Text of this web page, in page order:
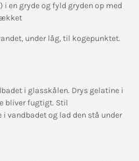
i en gryde og fyld gryden op med
under låg, til kogepunktet.
i glasskålen. Drys gelatine i
bliver fugtigt. Stil
vandbadet og lad den stå under